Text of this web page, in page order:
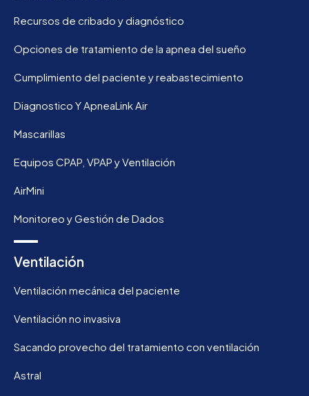
Recursos de cribado y diagnóstico
Opciones de tratamiento de la apnea del sueño
Cumplimiento del paciente y reabastecimiento
Diagnostico Y ApneaLink Air
Mascarillas
Equipos CPAP, VPAP y Ventilación
AirMini
Monitoreo y Gestión de Dados
Ventilación
Ventilación mecánica del paciente
Ventilación no invasiva
Sacando provecho del tratamiento con ventilación
Astral